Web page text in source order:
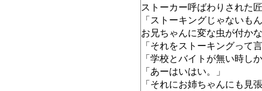
ストーカー呼ばわりされた
「ストーキングじゃないも
お兄ちゃんに変な虫が付か
「それをストーキングって
「学校とバイトが無い時し
「あーはいはい。」
「それにお姉ちゃんにも見